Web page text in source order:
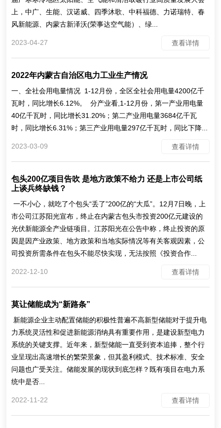
上，中广、生能、汉诺威、四季沐歌、中科福德、力诺瑞特、春
风新能源、内蒙古新泽沃(荣事达空气能）、绿...
2023-04-27 查看详情
2022年内蒙古自治区电力工业生产情况
一、全社会用电量情况 1-12月份，全区全社会用电量4200亿千
瓦时，同比增长6.12%。 分产业看,1-12月份，第一产业用电量
40亿千瓦时，同比增长31.20%；第二产业用电量3684亿千瓦
时，同比增长6.31%；第三产业用电量297亿千瓦时，同比下降...
2023-03-09 查看详情
包头200亿项目告吹 是地方政策不给力 还是上市公司纸
上谈兵终缺钱？
一不小心，就吃了个包头“丢了”200亿的“大瓜”。12月7日晚，上
市公司江苏阳光宣布，终止在内蒙古包头市投资200亿元建设的
光伏新能源全产业链项目。江苏阳光在公告中称，终止投资的原
因是因产业政策、地方政策和当地实际情况等有关客观因素，公
司投资所需条件在包头不能尽快实现，无法按照《投资合作...
2022-12-10 查看详情
莫让储能成为“新路条”
新能源企业主动配置储能的积极性普遍不高新型储能对于提升电
力系统灵活性和促进新能源消纳具有重要作用，是建设新型电力
系统的关键支撑。近年来，新型储能一直受到资本追捧，整个行
业呈现出高速增长的繁荣景象，但其盈利模式、技术标准、安全
问题也广受关注。储能发展的现状到底怎样？既有项目在电力系
统中是否...
2022-11-22 查看详情